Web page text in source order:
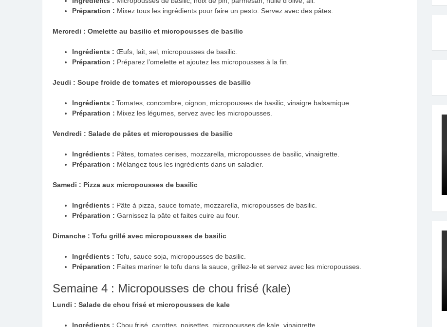
Préparation : Mixez tous les ingrédients pour faire un pesto. Servez avec des pâtes.
Mercredi : Omelette au basilic et micropousses de basilic
Ingrédients : Œufs, lait, sel, micropousses de basilic.
Préparation : Préparez l’omelette et ajoutez les micropousses à la fin.
Jeudi : Soupe froide de tomates et micropousses de basilic
Ingrédients : Tomates, concombre, oignon, micropousses de basilic, vinaigre balsamique.
Préparation : Mixez les légumes, servez avec les micropousses.
Vendredi : Salade de pâtes et micropousses de basilic
Ingrédients : Pâtes, tomates cerises, mozzarella, micropousses de basilic, vinaigrette.
Préparation : Mélangez tous les ingrédients dans un saladier.
Samedi : Pizza aux micropousses de basilic
Ingrédients : Pâte à pizza, sauce tomate, mozzarella, micropousses de basilic.
Préparation : Garnissez la pâte et faites cuire au four.
Dimanche : Tofu grillé avec micropousses de basilic
Ingrédients : Tofu, sauce soja, micropousses de basilic.
Préparation : Faites mariner le tofu dans la sauce, grillez-le et servez avec les micropousses.
Semaine 4 : Micropousses de chou frisé (kale)
Lundi : Salade de chou frisé et micropousses de kale
Ingrédients : Chou frisé, carottes, noisettes, micropousses de kale, vinaigrette.